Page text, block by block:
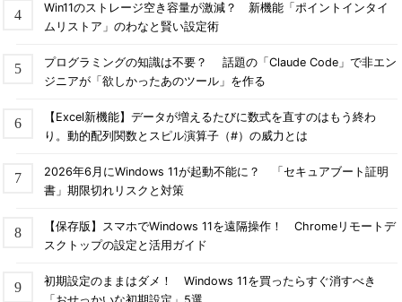
Win11のストレージ空き容量が激減？ 新機能「ポイントインタイ
ムリストア」のわなと賢い設定術
プログラミングの知識は不要？ 話題の「Claude Code」で非エン
ジニアが「欲しかったあのツール」を作る
【Excel新機能】データが増えるたびに数式を直すのはもう終わ
り。動的配列関数とスピル演算子（#）の威力とは
2026年6月にWindows 11が起動不能に？ 「セキュアブート証明
書」期限切れリスクと対策
【保存版】スマホでWindows 11を遠隔操作！ Chromeリモートデ
スクトップの設定と活用ガイド
初期設定のままはダメ！ Windows 11を買ったらすぐ消すべき